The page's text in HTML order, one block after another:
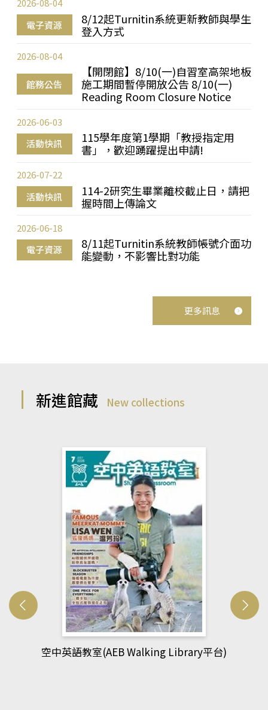
電子資源
8/12起Turnitin系統更新教師與學生
登入方式
2026-08-04
館務公告
【開閉館】8/10(一)自習室高架地板
施工期間暫停開放公告 8/10(一)
Reading Room Closure Notice
2026-08-04
活動快訊
115學年度第1學期「教授指定用
書」，歡迎踴躍提出申請!
2026-06-03
活動快訊
114-2研究生畢業離校截止日，請把
握時間上傳論文
2026-07-22
電子資源
8/11起Turnitin系統教師帳號介面功
能變動，不影響比對功能
2026-06-18
更多訊息
新進館藏 New collections
網管人(kono平台)